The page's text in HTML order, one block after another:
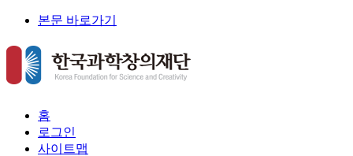
본문 바로가기
홈
로그인
사이트맵